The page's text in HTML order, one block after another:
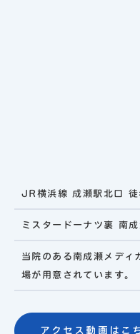
JR横浜線 成瀬駅北口
ミスタードーナツ裏 南
当院のある南成瀬メデ
場が用意されています。
アクセス動画はこ